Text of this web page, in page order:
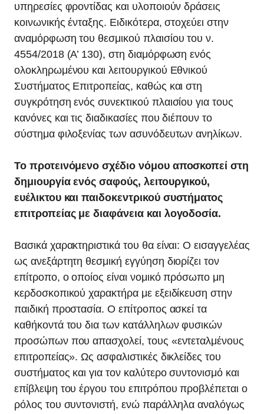
υπηρεσίες φροντίδας και υλοποιούν δράσεις
κοινωνικής ένταξης. Ειδικότερα, στοχεύει στην
αναμόρφωση του θεσμικού πλαισίου του ν.
4554/2018 (Α’ 130), στη διαμόρφωση ενός
ολοκληρωμένου και λειτουργικού Εθνικού
Συστήματος Επιτροπείας, καθώς και στη
συγκρότηση ενός συνεκτικού πλαισίου για τους
κανόνες και τις διαδικασίες που διέπουν το
σύστημα φιλοξενίας των ασυνόδευτων ανηλίκων.
Το προτεινόμενο σχέδιο νόμου αποσκοπεί στη
δημιουργία ενός σαφούς, λειτουργικού,
ευέλικτου και παιδοκεντρικού συστήματος
επιτροπείας με διαφάνεια και λογοδοσία.
Βασικά χαρακτηριστικά του θα είναι: Ο εισαγγελέας
ως ανεξάρτητη θεσμική εγγύηση διορίζει τον
επίτροπο, ο οποίος είναι νομικό πρόσωπο μη
κερδοσκοπικού χαρακτήρα με εξειδίκευση στην
παιδική προστασία. Ο επίτροπος ασκεί τα
καθήκοντά του δια των κατάλληλων φυσικών
προσώπων που απασχολεί, τους «εντεταλμένους
επιτροπείας». Ως ασφαλιστικές δικλείδες του
συστήματος και για τον καλύτερο συντονισμό και
επίβλεψη του έργου του επιτρόπου προβλέπεται ο
ρόλος του συντονιστή, ενώ παράλληλα αναλόγως